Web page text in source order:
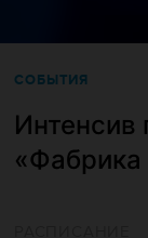
СОБЫТИЯ
Интенсив
«Фабрика